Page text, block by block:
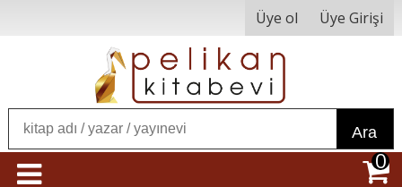
Üye ol Üye Girişi
Ara
0